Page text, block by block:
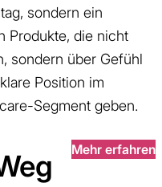
sondern ein
Produkte, die nicht
sondern über Gefühl
Position im
Segment geben.
Mehr erfahren